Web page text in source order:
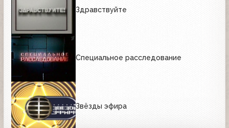
Здравствуйте
Специальное расследование
Звёзды эфира